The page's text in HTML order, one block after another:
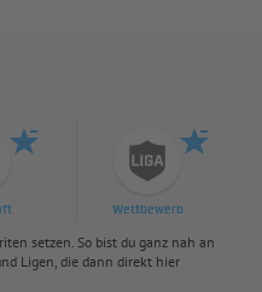
Wettbewerb
setzen. So bist du ganz nah an
Ligen, die dann direkt hier